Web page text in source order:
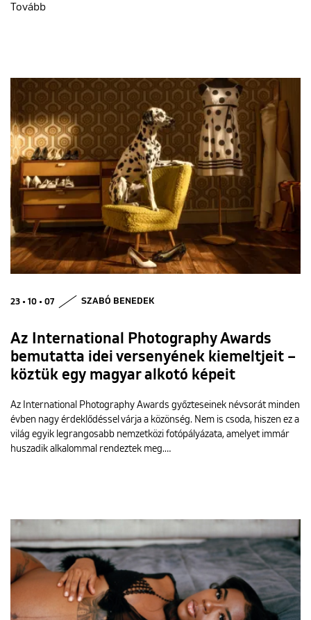
Tovább
23 • 10 • 07 SZABÓ BENEDEK
Az International Photography Awards
bemutatta idei versenyének kiemeltjeit –
köztük egy magyar alkotó képeit
Az International Photography Awards győzteseinek névsorát minden
évben nagy érdeklődéssel várja a közönség. Nem is csoda, hiszen ez a
világ egyik legrangosabb nemzetközi fotópályázata, amelyet immár
huszadik alkalommal rendeztek meg.…